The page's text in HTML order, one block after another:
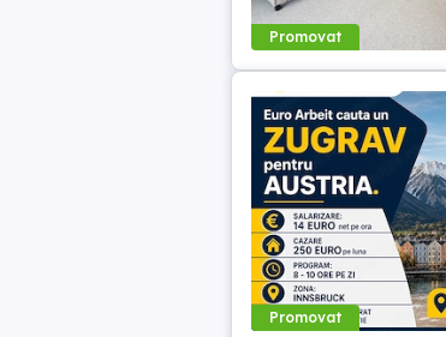
Promovat
Promovat